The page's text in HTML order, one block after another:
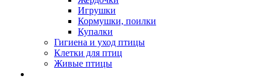
Игрушки
Кормушки, поилки
Купалки
Гигиена и уход птицы
Клетки для птиц
Живые птицы